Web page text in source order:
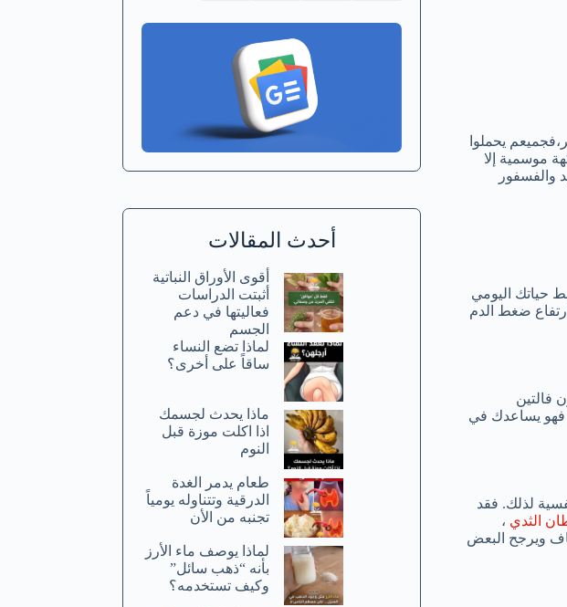
يحملوا
موسمية إلا
والفسفور
حياتك اليومي
ضغط الدم
فالتين
. فهو يساعدك في
لذلك. فقد
الثدي ،
ويرجح البعض
أحدث المقالات
أقوى الأوراق النباتية
أثبتت الدراسات
فعاليتها في دعم
الجسم
لماذا تضع النساء
ساقاً على أخرى؟
ماذا يحدث لجسمك
اذا اكلت موزة قبل
النوم
طعام يدمر الغدة
الدرقية وتتناوله يومياً
تجنبه من الأن
لماذا يوصف ماء الأرز
بأنه “ذهب سائل”
وكيف تستخدمه؟